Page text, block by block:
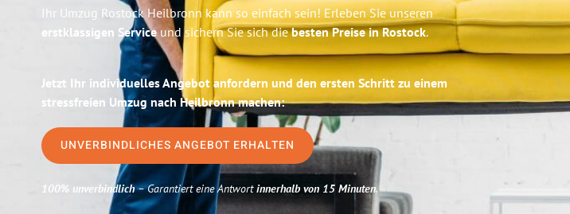
Ihr Umzug Rostock Heilbronn kann so einfach sein! Erleben Sie unseren
erstklassigen Serviceund sichern Sie sich diebesten Preise in Rostock.
Jetzt Ihr individuelles Angebot anfordern und den ersten Schritt zu einem
stressfreien Umzug nach Heilbronn machen:
UNVERBINDLICHES ANGEBOT ERHALTEN
100% unverbindlich– Garantiert eine Antwortinnerhalb von 15 Minuten.